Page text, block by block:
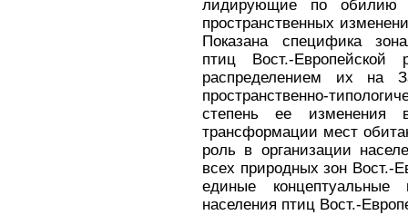
лидирующие по обилию
пространственных
Показана специфика
птиц Вост.-
распределением их на
пространственно-
степень ее изменения
трансформации мест
роль в организации
всех природных зон Вост.-
единые концептуальные
населения птиц Вост.-